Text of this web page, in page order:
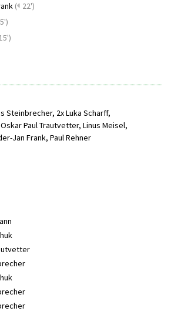
( 22')
Steinbrecher, 2x Luka Scharff,
Oskar Paul Trautvetter, Linus Meisel,
Jan Frank, Paul Rehner